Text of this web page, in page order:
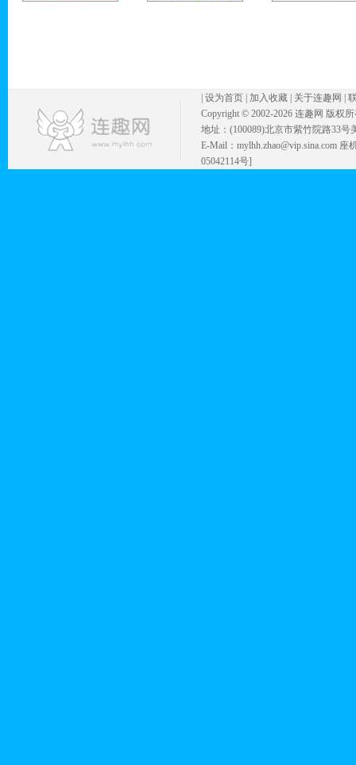
设为首页 加入收藏 关于连趣网
Copyright © 2002-2026 连趣网 版权
地址：(100089)北京市紫竹院路33号
E-Mail：mylhh.zhao@vip.sina.com
05042114号]